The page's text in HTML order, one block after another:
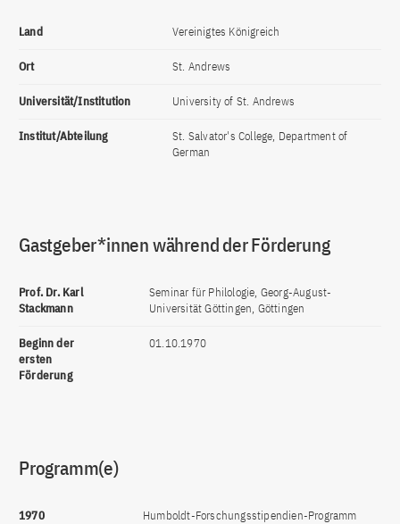
Land Vereinigtes Königreich
Ort St. Andrews
Universität/Institution University of St. Andrews
Institut/Abteilung
St. Salvator's College, Department of
German
Gastgeber*innen während der Förderung
Prof. Dr. Karl
Stackmann
Seminar für Philologie, Georg-August-
Universität Göttingen, Göttingen
Beginn der
ersten
Förderung
01.10.1970
Programm(e)
1970 Humboldt-Forschungsstipendien-Programm